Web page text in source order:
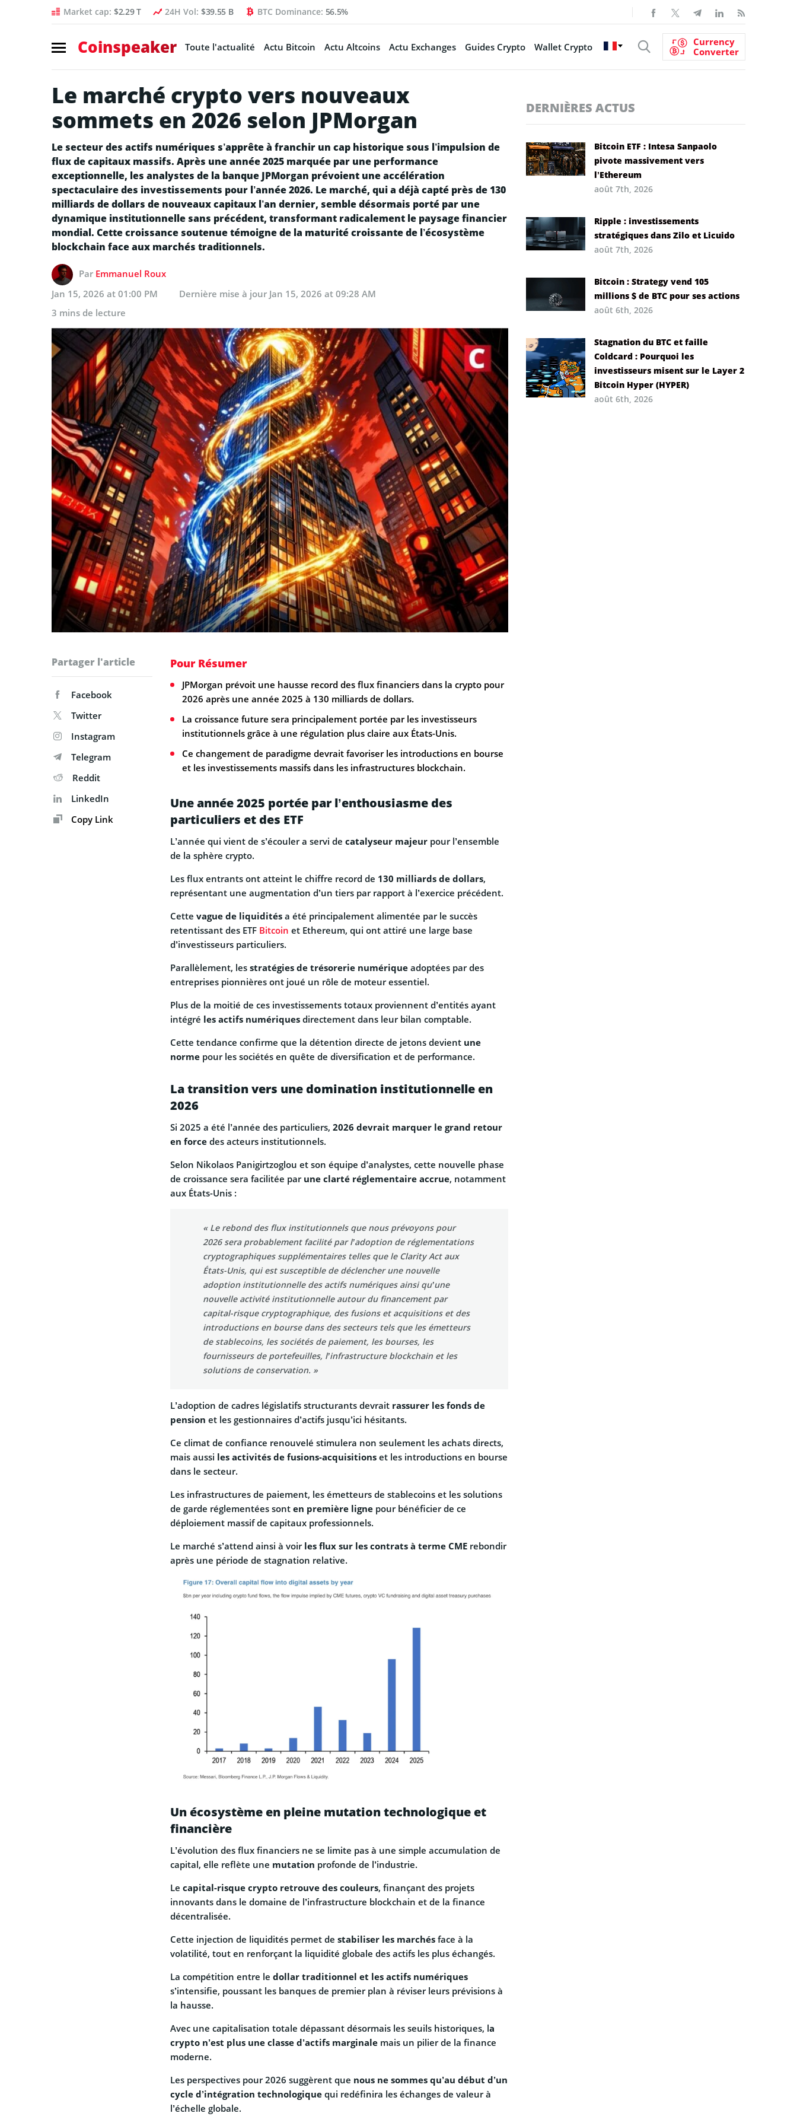
Market cap: $2.29 T 24H Vol: $39.55 B BTC Dominance: 56.5%
Coinspeaker Toute l'actualité Actu Bitcoin Actu Altcoins Actu Exchanges Guides Crypto Wallet Crypto
Currency
Converter
Le marché crypto vers nouveaux
sommets en 2026 selon JPMorgan
Le secteur des actifs numériques s’apprête à franchir un cap historique sous l’impulsion de
flux de capitaux massifs. Après une année 2025 marquée par une performance
exceptionnelle, les analystes de la banque JPMorgan prévoient une accélération
spectaculaire des investissements pour l’année 2026. Le marché, qui a déjà capté près de 130
milliards de dollars de nouveaux capitaux l’an dernier, semble désormais porté par une
dynamique institutionnelle sans précédent, transformant radicalement le paysage financier
mondial. Cette croissance soutenue témoigne de la maturité croissante de l’écosystème
blockchain face aux marchés traditionnels.
Par Emmanuel Roux
Jan 15, 2026 at 01:00 PM
Dernière mise à jour Jan 15, 2026 at 09:28 AM
3 mins de lecture
Partager l'article
Facebook
Twitter
Instagram
Telegram
Reddit
LinkedIn
Copy Link
Pour Résumer
JPMorgan prévoit une hausse record des flux financiers dans la crypto pour
2026 après une année 2025 à 130 milliards de dollars.
La croissance future sera principalement portée par les investisseurs
institutionnels grâce à une régulation plus claire aux États-Unis.
Ce changement de paradigme devrait favoriser les introductions en bourse
et les investissements massifs dans les infrastructures blockchain.
Une année 2025 portée par l’enthousiasme des
particuliers et des ETF
L’année qui vient de s’écouler a servi de catalyseur majeur pour l’ensemble
de la sphère crypto.
Les flux entrants ont atteint le chiffre record de 130 milliards de dollars,
représentant une augmentation d’un tiers par rapport à l’exercice précédent.
Cette vague de liquidités a été principalement alimentée par le succès
retentissant des ETF Bitcoin et Ethereum, qui ont attiré une large base
d’investisseurs particuliers.
Parallèlement, les stratégies de trésorerie numérique adoptées par des
entreprises pionnières ont joué un rôle de moteur essentiel.
Plus de la moitié de ces investissements totaux proviennent d’entités ayant
intégré les actifs numériques directement dans leur bilan comptable.
Cette tendance confirme que la détention directe de jetons devient une
norme pour les sociétés en quête de diversification et de performance.
La transition vers une domination institutionnelle en
2026
Si 2025 a été l’année des particuliers, 2026 devrait marquer le grand retour
en force des acteurs institutionnels.
Selon Nikolaos Panigirtzoglou et son équipe d’analystes, cette nouvelle phase
de croissance sera facilitée par une clarté réglementaire accrue, notamment
aux États-Unis :
« Le rebond des flux institutionnels que nous prévoyons pour
2026 sera probablement facilité par l’adoption de réglementations
cryptographiques supplémentaires telles que le Clarity Act aux
États-Unis, qui est susceptible de déclencher une nouvelle
adoption institutionnelle des actifs numériques ainsi qu’une
nouvelle activité institutionnelle autour du financement par
capital-risque cryptographique, des fusions et acquisitions et des
introductions en bourse dans des secteurs tels que les émetteurs
de stablecoins, les sociétés de paiement, les bourses, les
fournisseurs de portefeuilles, l’infrastructure blockchain et les
solutions de conservation. »
L’adoption de cadres législatifs structurants devrait rassurer les fonds de
pension et les gestionnaires d’actifs jusqu’ici hésitants.
Ce climat de confiance renouvelé stimulera non seulement les achats directs,
mais aussi les activités de fusions-acquisitions et les introductions en bourse
dans le secteur.
Les infrastructures de paiement, les émetteurs de stablecoins et les solutions
de garde réglementées sont en première ligne pour bénéficier de ce
déploiement massif de capitaux professionnels.
Le marché s’attend ainsi à voir les flux sur les contrats à terme CME rebondir
après une période de stagnation relative.
Un écosystème en pleine mutation technologique et
financière
L’évolution des flux financiers ne se limite pas à une simple accumulation de
capital, elle reflète une mutation profonde de l’industrie.
Le capital-risque crypto retrouve des couleurs, finançant des projets
innovants dans le domaine de l’infrastructure blockchain et de la finance
décentralisée.
Cette injection de liquidités permet de stabiliser les marchés face à la
volatilité, tout en renforçant la liquidité globale des actifs les plus échangés.
La compétition entre le dollar traditionnel et les actifs numériques
s’intensifie, poussant les banques de premier plan à réviser leurs prévisions à
la hausse.
Avec une capitalisation totale dépassant désormais les seuils historiques, la
crypto n’est plus une classe d’actifs marginale mais un pilier de la finance
moderne.
Les perspectives pour 2026 suggèrent que nous ne sommes qu’au début d’un
cycle d’intégration technologique qui redéfinira les échanges de valeur à
l’échelle globale.
DERNIÈRES ACTUS
Bitcoin ETF : Intesa Sanpaolo
pivote massivement vers
l’Ethereum
août 7th, 2026
Ripple : investissements
stratégiques dans Zilo et Licuido
août 7th, 2026
Bitcoin : Strategy vend 105
millions $ de BTC pour ses actions
août 6th, 2026
Stagnation du BTC et faille
Coldcard : Pourquoi les
investisseurs misent sur le Layer 2
Bitcoin Hyper (HYPER)
août 6th, 2026